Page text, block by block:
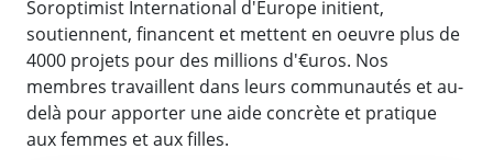
Soroptimist International d'Europe initient,
soutiennent, financent et mettent en oeuvre plus de
4000 projets pour des millions d'€uros. Nos
membres travaillent dans leurs communautés et au-
delà pour apporter une aide concrète et pratique
aux femmes et aux filles.